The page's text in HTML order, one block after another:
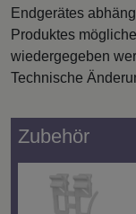
Endgerätes
Produktes
wiedergegeben
Technische
Zubehör